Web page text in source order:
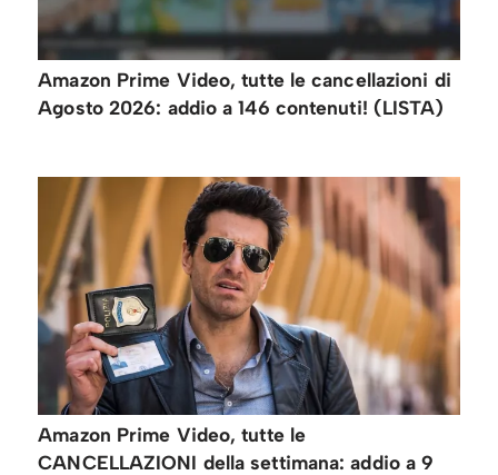
Amazon Prime Video, tutte le cancellazioni di
Agosto 2026: addio a 146 contenuti! (LISTA)
Amazon Prime Video, tutte le
CANCELLAZIONI della settimana: addio a 9